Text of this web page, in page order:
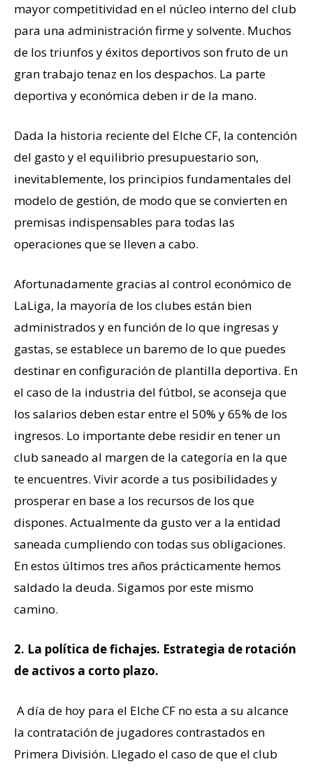
mayor competitividad en el núcleo interno del club
para una administración firme y solvente. Muchos
de los triunfos y éxitos deportivos son fruto de un
gran trabajo tenaz en los despachos. La parte
deportiva y económica deben ir de la mano.
Dada la historia reciente del Elche CF, la contención
del gasto y el equilibrio presupuestario son,
inevitablemente, los principios fundamentales del
modelo de gestión, de modo que se convierten en
premisas indispensables para todas las
operaciones que se lleven a cabo.
Afortunadamente gracias al control económico de
LaLiga, la mayoría de los clubes están bien
administrados y en función de lo que ingresas y
gastas, se establece un baremo de lo que puedes
destinar en configuración de plantilla deportiva. En
el caso de la industria del fútbol, se aconseja que
los salarios deben estar entre el 50% y 65% de los
ingresos. Lo importante debe residir en tener un
club saneado al margen de la categoría en la que
te encuentres. Vivir acorde a tus posibilidades y
prosperar en base a los recursos de los que
dispones. Actualmente da gusto ver a la entidad
saneada cumpliendo con todas sus obligaciones.
En estos últimos tres años prácticamente hemos
saldado la deuda. Sigamos por este mismo
camino.
2. La política de fichajes. Estrategia de rotación
de activos a corto plazo.
A día de hoy para el Elche CF no esta a su alcance
la contratación de jugadores contrastados en
Primera División. Llegado el caso de que el club